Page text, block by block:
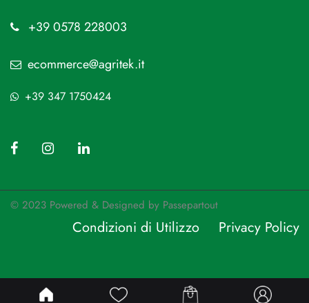
+39 0578 228003
ecommerce@agritek.it
+39 347 1750424
© 2023 Powered & Designed by Passepartout
Condizioni di Utilizzo Privacy Policy
Powered by Passepartout